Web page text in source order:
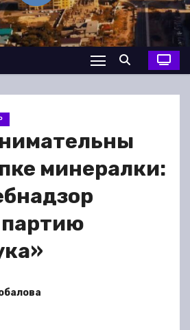
минералки: